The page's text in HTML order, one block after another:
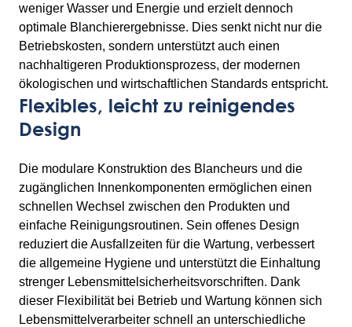
weniger Wasser und Energie und erzielt dennoch
optimale Blanchierergebnisse. Dies senkt nicht nur die
Betriebskosten, sondern unterstützt auch einen
nachhaltigeren Produktionsprozess, der modernen
ökologischen und wirtschaftlichen Standards entspricht.
Flexibles, leicht zu reinigendes
Design
Die modulare Konstruktion des Blancheurs und die
zugänglichen Innenkomponenten ermöglichen einen
schnellen Wechsel zwischen den Produkten und
einfache Reinigungsroutinen. Sein offenes Design
reduziert die Ausfallzeiten für die Wartung, verbessert
die allgemeine Hygiene und unterstützt die Einhaltung
strenger Lebensmittelsicherheitsvorschriften. Dank
dieser Flexibilität bei Betrieb und Wartung können sich
Lebensmittelverarbeiter schnell an unterschiedliche